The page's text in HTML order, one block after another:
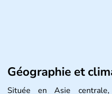
Géographie et
Située en Asie